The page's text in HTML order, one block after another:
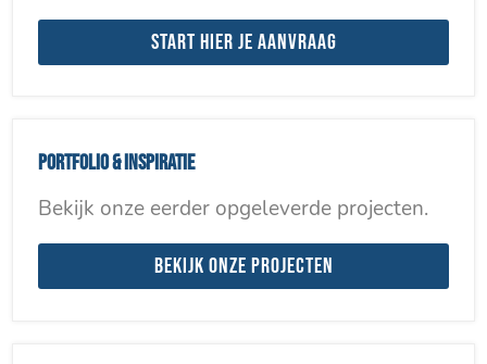
Start hier je aanvraag
Portfolio & inspiratie
Bekijk onze eerder opgeleverde projecten.
Bekijk onze projecten